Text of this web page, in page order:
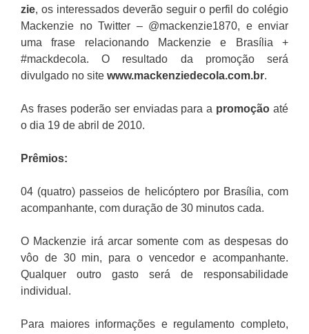
zie, os interessados deverão seguir o perfil do colégio
Mackenzie no Twitter – @mackenzie1870, e enviar
uma frase relacionando Mackenzie e Brasília +
#mackdecola. O resultado da promoção será
divulgado no site www.mackenziedecola.com.br.
As frases poderão ser enviadas para a promoção até
o dia 19 de abril de 2010.
Prêmios:
04 (quatro) passeios de helicóptero por Brasília, com
acompanhante, com duração de 30 minutos cada.
O Mackenzie irá arcar somente com as despesas do
vôo de 30 min, para o vencedor e acompanhante.
Qualquer outro gasto será de responsabilidade
individual.
Para maiores informações e regulamento completo,